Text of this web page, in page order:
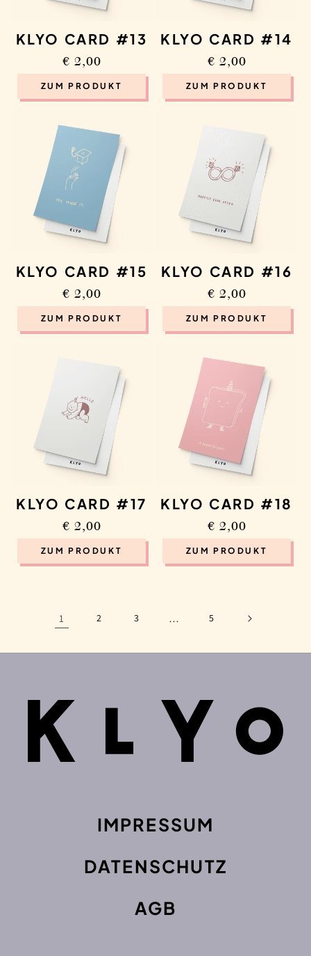
KLYO CARD #13
Regular
price
€ 2,00
ZUM PRODUKT
KLYO CARD #14
Regular
price
€ 2,00
ZUM PRODUKT
KLYO CARD #15
Regular
price
€ 2,00
ZUM PRODUKT
KLYO CARD #16
Regular
price
€ 2,00
ZUM PRODUKT
KLYO CARD #17
Regular
price
€ 2,00
ZUM PRODUKT
KLYO CARD #18
Regular
price
€ 2,00
ZUM PRODUKT
1 2 3 … 5
IMPRESSUM
DATENSCHUTZ
AGB